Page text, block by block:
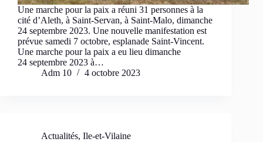
Une marche pour la paix a réuni 31 personnes à la
cité d’Aleth, à Saint-Servan, à Saint-Malo, dimanche
24 septembre 2023. Une nouvelle manifestation est
prévue samedi 7 octobre, esplanade Saint-Vincent.
Une marche pour la paix a eu lieu dimanche
24 septembre 2023 à…
Adm 10
4 octobre 2023
Actualités, Ile-et-Vilaine